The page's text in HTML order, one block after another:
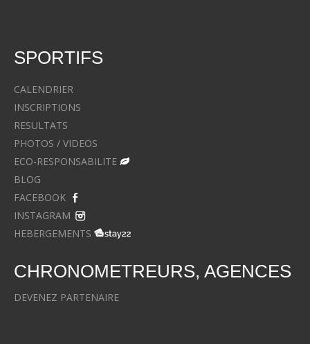
SPORTIFS
CALENDRIER
INSCRIPTIONS
RESULTATS
PHOTOS / VIDEOS
ECO-RESPONSABILITE
BLOG
FACEBOOK
INSTAGRAM
HEBERGEMENTS
CHRONOMETREURS, AGENCES
DEVENEZ PARTENAIRE